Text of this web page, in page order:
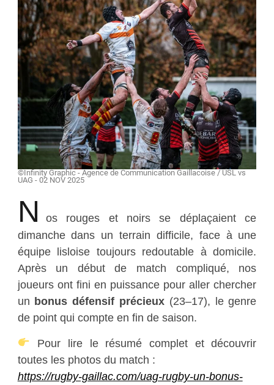
©Infinity Graphic - Agence de Communication Gaillacoise / USL vs
UAG - 02 NOV 2025
N
os rouges et noirs se déplaçaient ce
dimanche dans un terrain difficile, face à une
équipe lisloise toujours redoutable à domicile.
Après un début de match compliqué, nos
joueurs ont fini en puissance pour aller chercher
un bonus défensif précieux (23–17), le genre
de point qui compte en fin de saison.
Pour lire le résumé complet et découvrir
toutes les photos du match :
https://rugby-gaillac.com/uag-rugby-un-bonus-